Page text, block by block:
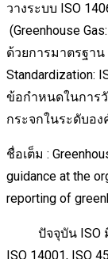
วางระบบ ISO
(Greenhouse
ด้วยการมาตรฐาน
Standardization:
ข้อกำหนดในการ
กระจกในระดับอง
ชื่อเต็ม :
guidance at the
reporting of
ปัจจุบัน ISO มีม
ISO 14001, ISO